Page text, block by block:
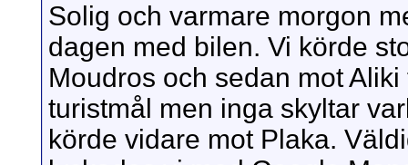
Solig och varmare morgon
dagen med bilen. Vi körde
Moudros och sedan mot
turistmål men inga skyltar
körde vidare mot Plaka.